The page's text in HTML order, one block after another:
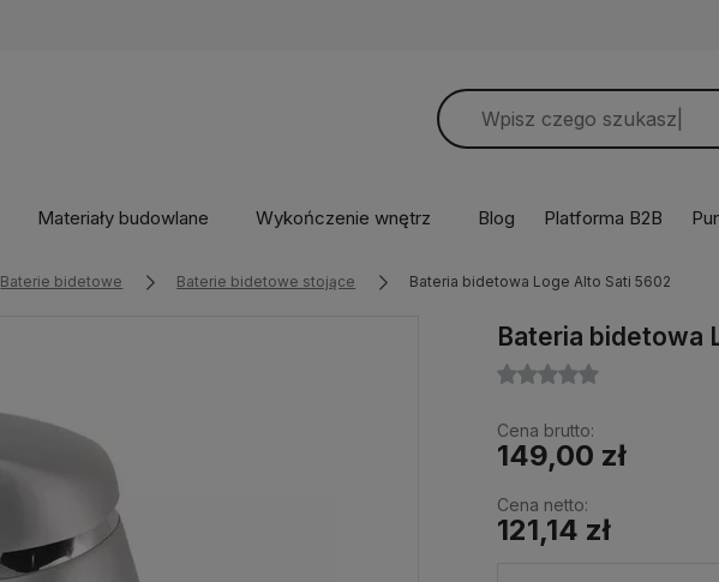
Materiały budowlane Wykończenie wnętrz Blog Platforma B2B
Baterie bidetowe Baterie bidetowe stojące Bateria bidetowa Loge Alto Sati 5602
Bateria bidetowa
Cena brutto:
149,00 zł
Cena netto:
121,14 zł